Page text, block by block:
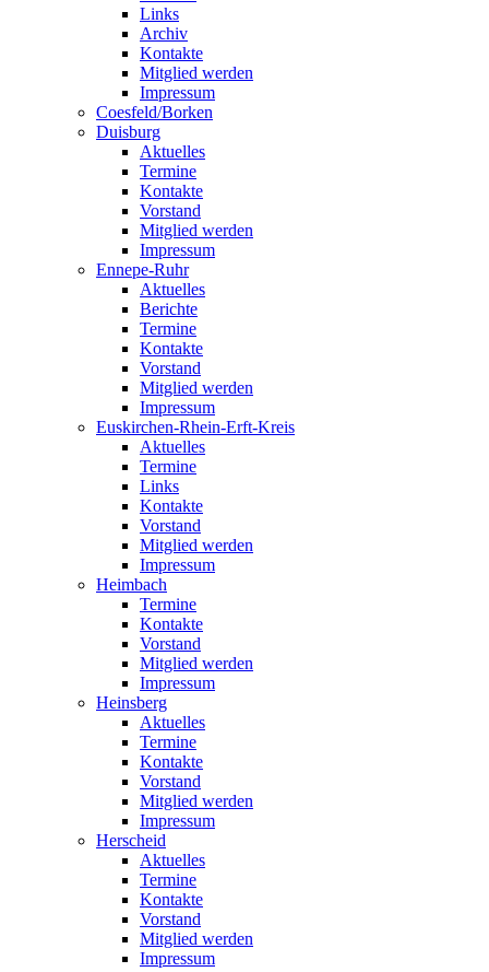
Links
Archiv
Kontakte
Mitglied werden
Impressum
Coesfeld/Borken
Duisburg
Aktuelles
Termine
Kontakte
Vorstand
Mitglied werden
Impressum
Ennepe-Ruhr
Aktuelles
Berichte
Termine
Kontakte
Vorstand
Mitglied werden
Impressum
Euskirchen-Rhein-Erft-Kreis
Aktuelles
Termine
Links
Kontakte
Vorstand
Mitglied werden
Impressum
Heimbach
Termine
Kontakte
Vorstand
Mitglied werden
Impressum
Heinsberg
Aktuelles
Termine
Kontakte
Vorstand
Mitglied werden
Impressum
Herscheid
Aktuelles
Termine
Kontakte
Vorstand
Mitglied werden
Impressum